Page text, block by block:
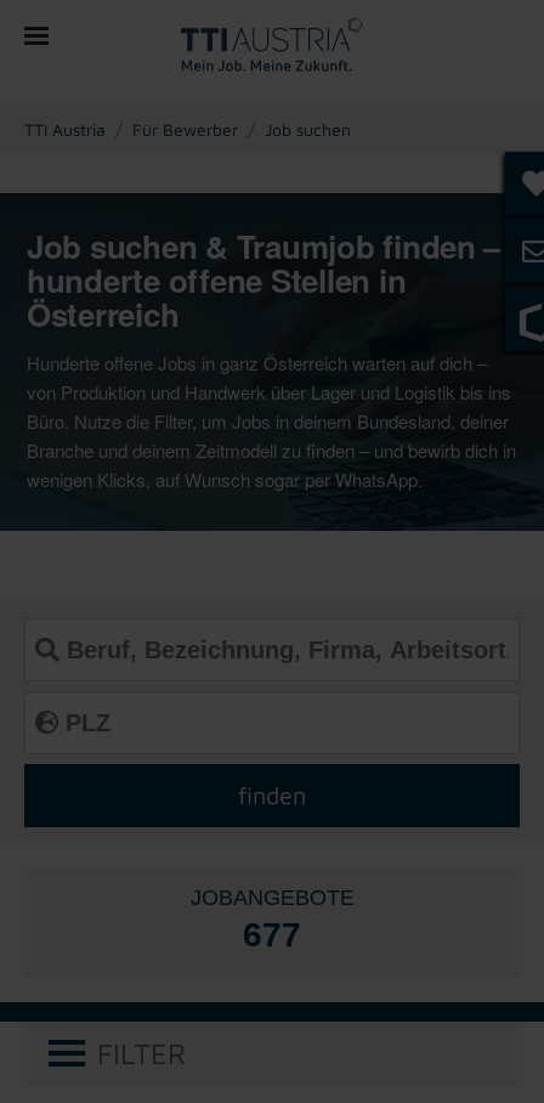
You are here:
TTI Austria Für Bewerber Job suchen
Job suchen & Traumjob finden –
hunderte offene Stellen in
Österreich
Hunderte offene Jobs in ganz Österreich warten auf dich –
von Produktion und Handwerk über Lager und Logistik bis ins
Büro. Nutze die Filter, um Jobs in deinem Bundesland, deiner
Branche und deinem Zeitmodell zu finden – und bewirb dich in
wenigen Klicks, auf Wunsch sogar per WhatsApp.
JOBANGEBOTE
677
FILTER